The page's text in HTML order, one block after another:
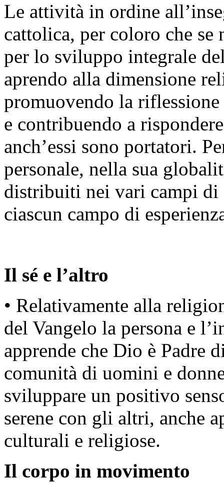
Le attività in ordine
cattolica, per coloro che
per lo sviluppo integrale
aprendo alla dimensione
promuovendo la
e contribuendo a
anch’essi sono portatori.
personale, nella sua
distribuiti nei vari campi di
ciascun campo di
Il sé e l’altro
• Relativamente alla
del Vangelo la persona e
apprende che Dio è Padre
comunità di uomini e
sviluppare un positivo
serene con gli altri, anche
culturali e religiose.
Il corpo in movimento